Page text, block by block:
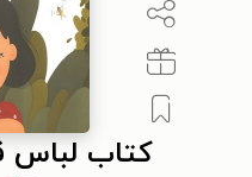
کتاب لباس